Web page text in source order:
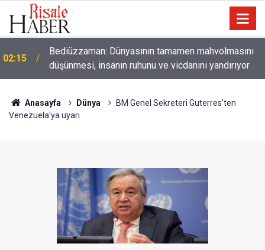
01:45 Paçalarını yerde sürünmeyecek şekilde yukarıda tut
Anasayfa Dünya
BM Genel Sekreteri Guterres'ten
Venezuela'ya uyarı